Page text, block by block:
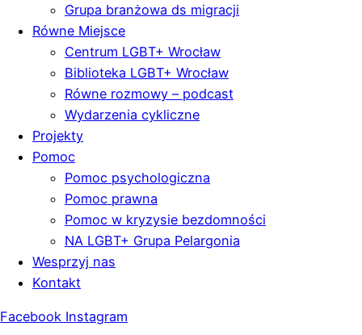
Grupa branżowa ds migracji
Równe Miejsce
Centrum LGBT+ Wrocław
Biblioteka LGBT+ Wrocław
Równe rozmowy – podcast
Wydarzenia cykliczne
Projekty
Pomoc
Pomoc psychologiczna
Pomoc prawna
Pomoc w kryzysie bezdomności
NA LGBT+ Grupa Pelargonia
Wesprzyj nas
Kontakt
Facebook Instagram